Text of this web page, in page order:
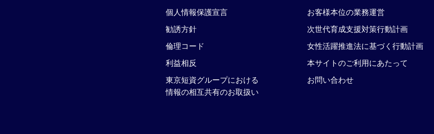
個人情報保護宣言
勧誘方針
倫理コード
利益相反
東京短資グループにおける
情報の相互共有のお取扱い
お客様本位の業務運営
次世代育成支援対策行動計画
女性活躍推進法に基づく行動計画
本サイトのご利用にあたって
お問い合わせ